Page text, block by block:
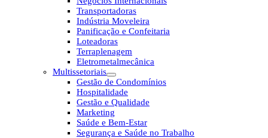
Transportadoras
Indústria Moveleira
Panificação e Confeitaria
Loteadoras
Terraplenagem
Eletrometalmecânica
Multissetoriais
Gestão de Condomínios
Hospitalidade
Gestão e Qualidade
Marketing
Saúde e Bem-Estar
Segurança e Saúde no Trabalho